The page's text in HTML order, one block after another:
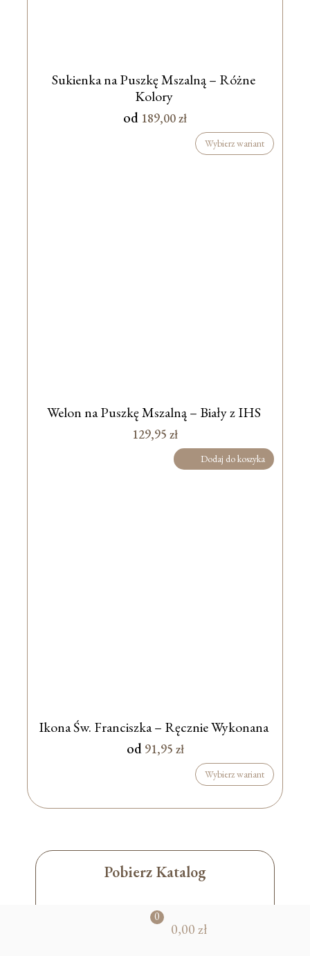
0
pr
0,00 zł
Sukienka na Puszkę Mszalną – Różne
Kolory
od 189,00zł
Wybierz wariant
Welon na Puszkę Mszalną – Biały z IHS
129,95 zł
Dodaj do koszyka
Ikona Św. Franciszka – Ręcznie Wykonana
od 91,95 zł
Wybierz wariant
Pobierz Katalog